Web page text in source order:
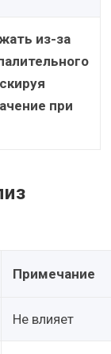
из-за
при
Примечание
Не влияет